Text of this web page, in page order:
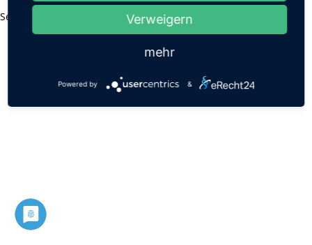
Seite drucken
Verweigern
mehr
Powered by &